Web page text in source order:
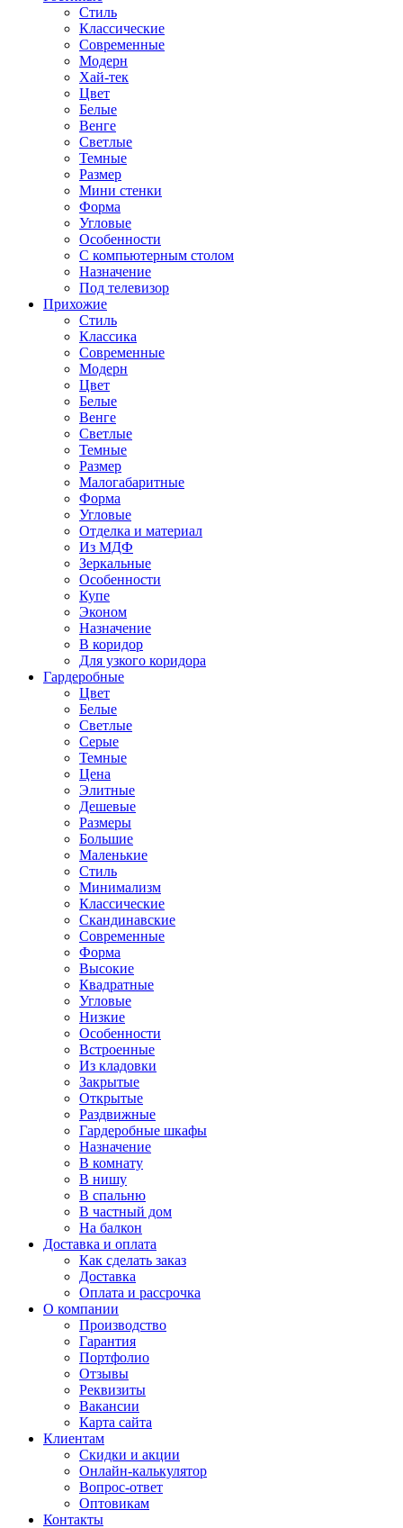
Стиль
Классические
Современные
Модерн
Хай-тек
Цвет
Белые
Венге
Светлые
Темные
Размер
Мини стенки
Форма
Угловые
Особенности
С компьютерным столом
Назначение
Под телевизор
Прихожие
Стиль
Классика
Современные
Модерн
Цвет
Белые
Венге
Светлые
Темные
Размер
Малогабаритные
Форма
Угловые
Отделка и материал
Из МДФ
Зеркальные
Особенности
Купе
Эконом
Назначение
В коридор
Для узкого коридора
Гардеробные
Цвет
Белые
Светлые
Серые
Темные
Цена
Элитные
Дешевые
Размеры
Большие
Маленькие
Стиль
Минимализм
Классические
Скандинавские
Современные
Форма
Высокие
Квадратные
Угловые
Низкие
Особенности
Встроенные
Из кладовки
Закрытые
Открытые
Раздвижные
Гардеробные шкафы
Назначение
В комнату
В нишу
В спальню
В частный дом
На балкон
Доставка и оплата
Как сделать заказ
Доставка
Оплата и рассрочка
О компании
Производство
Гарантия
Портфолио
Отзывы
Реквизиты
Вакансии
Карта сайта
Клиентам
Скидки и акции
Онлайн-калькулятор
Вопрос-ответ
Оптовикам
Контакты